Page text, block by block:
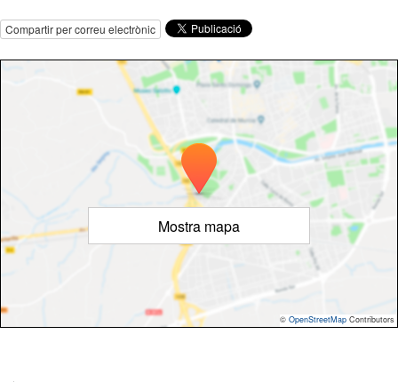
Compartir per correu electrònic
Mostra mapa
© OpenStreetMap Contributors